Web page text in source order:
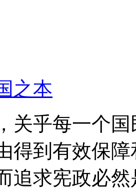
之本
关乎每一个
得到有效保
追求宪政必